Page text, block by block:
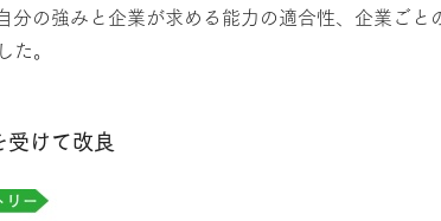
の強みと企業が求める能力の適合性、企業ご
。
けて改良